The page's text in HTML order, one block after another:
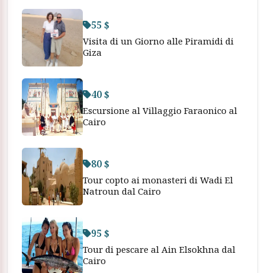
55 $
Visita di un Giorno alle Piramidi di
Giza
40 $
Escursione al Villaggio Faraonico al
Cairo
80 $
Tour copto ai monasteri di Wadi El
Natroun dal Cairo
95 $
Tour di pescare al Ain Elsokhna dal
Cairo